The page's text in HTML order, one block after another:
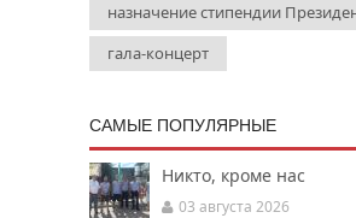
назначение стипендии
гала-концерт
САМЫЕ ПОПУЛЯРНЫЕ
Никто, кроме нас
03 августа 2026